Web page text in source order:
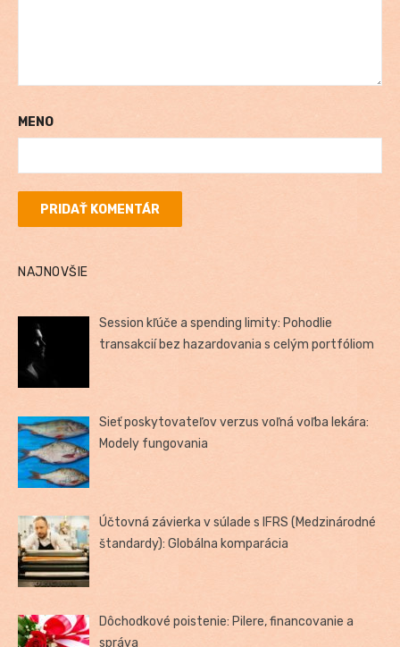
MENO
NAJNOVŠIE
Session kľúče a spending limity: Pohodlie
transakcií bez hazardovania s celým portfóliom
Sieť poskytovateľov verzus voľná voľba lekára:
Modely fungovania
Účtovná závierka v súlade s IFRS (Medzinárodné
štandardy): Globálna komparácia
Dôchodkové poistenie: Pilere, financovanie a
správa